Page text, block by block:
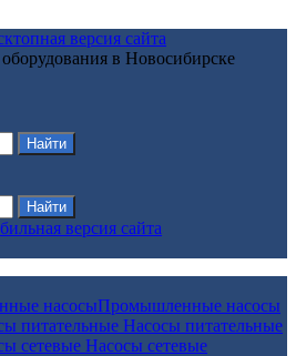
в Новосибирске
Промышленные насосы
Насосы питательные
Насосы сетевые